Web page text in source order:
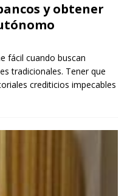
y obtener
fácil cuando buscan
tradicionales. Tener que
crediticios impecables